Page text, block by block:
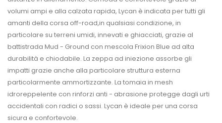
volumi ampi e alla calzata rapida, Lycan è indicata per tutti gli
amanti della corsa off-road,in qualsiasi condizione, in
particolare su terreni umidi, innevati e ghiacciati, grazie al
battistrada Mud - Ground con mescola Frixion Blue ad alta
durabilità e chiodabile. La zeppa ad iniezione assorbe gli
impatti grazie anche alla particolare struttura esterna
particolarmente ammortizzante. La tomaia in mesh
idroreppelente con rinforzi anti - abrasione protegge dagli urti
accidentali con radici o sassi. Lycan è ideale per una corsa
sicura e confortevole.